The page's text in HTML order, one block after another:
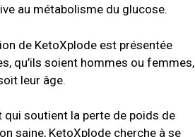
au métabolisme du glucose.
de KetoXplode est présentée
qu’ils soient hommes ou femmes,
leur âge.
soutient la perte de poids de
saine, KetoXplode cherche à se